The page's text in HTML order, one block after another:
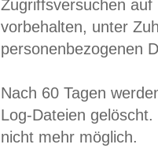
Zugriffsversuchen
vorbehalten, unter
personenbezogenen
Nach 60 Tagen
Log-Dateien
nicht mehr möglich.